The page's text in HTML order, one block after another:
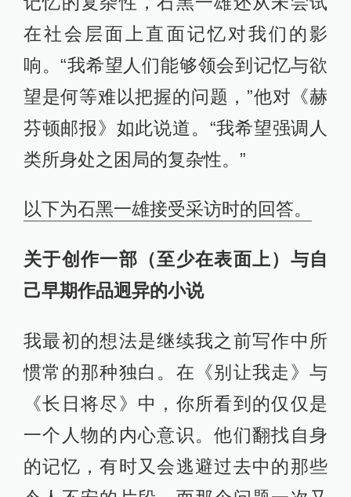
在社会层面上直面记忆对我们的影
响。“我希望人们能够领会到记忆与欲
望是何等难以把握的问题，”他对《赫
芬顿邮报》如此说道。“我希望强调人
类所身处之困局的复杂性。”
以下为石黑一雄接受采访时的回答。
关于创作一部（至少在表面上）与自
己早期作品迥异的小说
我最初的想法是继续我之前写作中所
惯常的那种独白。在《别让我走》与
《长日将尽》中，你所看到的仅仅是
一个人物的内心意识。他们翻找自身
的记忆，有时又会逃避过去中的那些